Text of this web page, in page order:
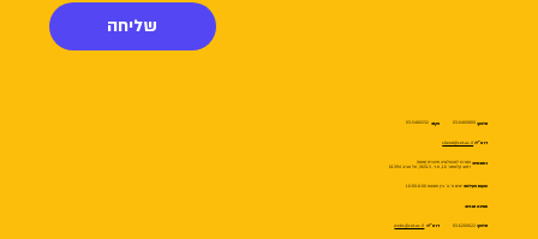
שליחה
03-5480232 פקס: 03-6460800 טלפון:
sherut@cet.ac.il דוא״ל:
המרכז לטכנולוגיה חינוכית (מטח)
רחוב קלאוזנר 16, ת.ד. 36513, תל אביב 61394
כתובתינו:
ימים א׳-ה׳ בין השעות 16:00-8:00 שעות פעילות:
תמיכה טכנית:
webs@cet.ac.il דוא״ל: 03-6200622 טלפון: